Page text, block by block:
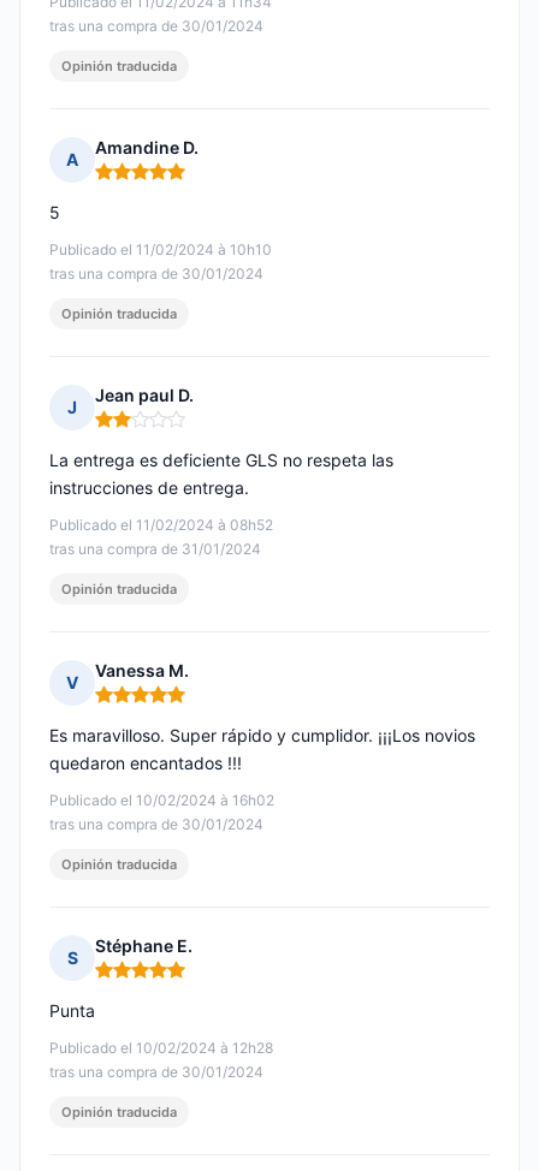
tras una compra de 30/01/2024
Opinión traducida
A
Amandine D.
Nota: 5 de 5
Publicado el 11/02/2024 à 10h10
tras una compra de 30/01/2024
5
Opinión traducida
J
Jean paul D.
Nota: 2 de 5
Publicado el 11/02/2024 à 08h52
tras una compra de 31/01/2024
La entrega es deficiente GLS no respeta las
instrucciones de entrega.
Opinión traducida
V
Vanessa M.
Nota: 5 de 5
Publicado el 10/02/2024 à 16h02
tras una compra de 30/01/2024
Es maravilloso. Super rápido y cumplidor. ¡¡¡Los novios
quedaron encantados !!!
Opinión traducida
S
Stéphane E.
Nota: 5 de 5
Publicado el 10/02/2024 à 12h28
tras una compra de 30/01/2024
Punta
Opinión traducida